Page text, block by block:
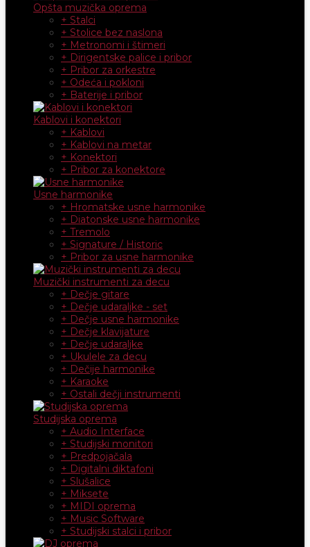
Opšta muzička oprema
+ Stalci
+ Stolice bez naslona
+ Metronomi i štimeri
+ Dirigentske palice i pribor
+ Pribor za orkestre
+ Odeća i pokloni
+ Baterije i pribor
Kablovi i konektori
+ Kablovi
+ Kablovi na metar
+ Konektori
+ Pribor za konektore
Usne harmonike
+ Hromatske usne harmonike
+ Diatonske usne harmonike
+ Tremolo
+ Signature / Historic
+ Pribor za usne harmonike
Muzički instrumenti za decu
+ Dečje gitare
+ Dečje udaraljke - set
+ Dečje usne harmonike
+ Dečje klavijature
+ Dečje udaraljke
+ Ukulele za decu
+ Dečije harmonike
+ Karaoke
+ Ostali dečji instrumenti
Studijska oprema
+ Audio Interface
+ Studijski monitori
+ Predpojačala
+ Digitalni diktafoni
+ Slušalice
+ Miksete
+ MIDI oprema
+ Music Software
+ Studijski stalci i pribor